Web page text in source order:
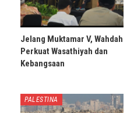
Jelang Muktamar V, Wahdah
Perkuat Wasathiyah dan
Kebangsaan
PALESTINA